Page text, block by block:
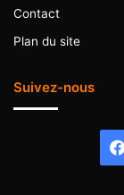
Contact
Plan du site
Suivez-nous